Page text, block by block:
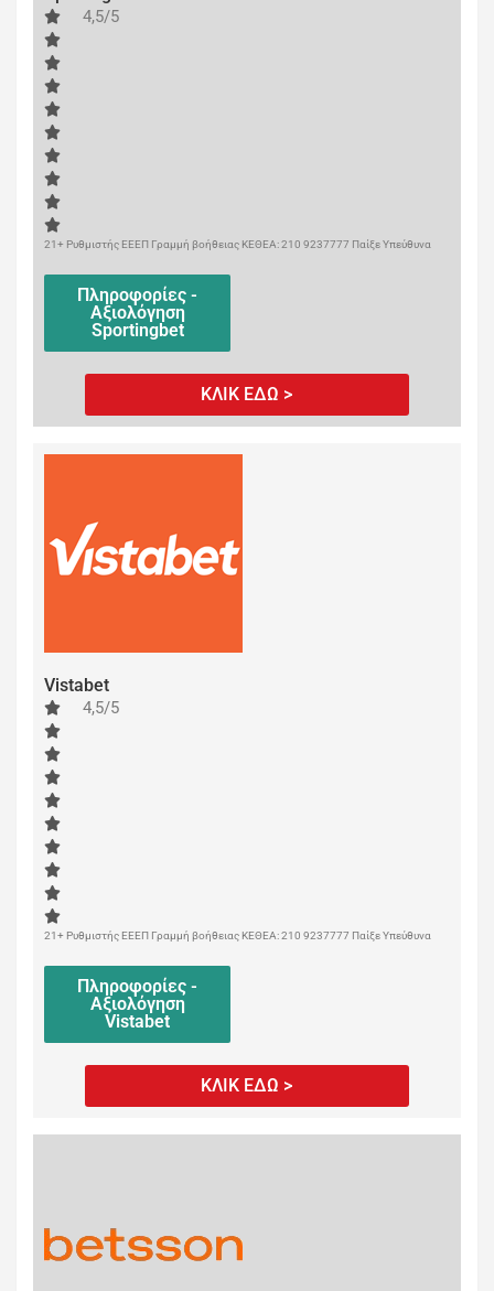
4,5/5
21+ Ρυθμιστής ΕΕΕΠ Γραμμή βοήθειας ΚΕΘΕΑ: 210 9237777 Παίξε Υπεύθυνα
Πληροφορίες -
Αξιολόγηση
Sportingbet
ΚΛΙΚ ΕΔΩ >
Vistabet
4,5/5
21+ Ρυθμιστής ΕΕΕΠ Γραμμή βοήθειας ΚΕΘΕΑ: 210 9237777 Παίξε Υπεύθυνα
Πληροφορίες -
Αξιολόγηση
Vistabet
ΚΛΙΚ ΕΔΩ >